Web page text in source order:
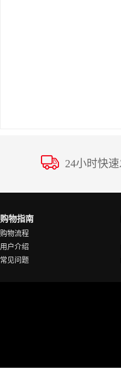
24小时快
购物指南
购物流程
用户介绍
常见问题